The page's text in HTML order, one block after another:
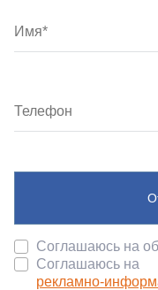
Соглашаюсь на
Соглашаюсь на
рекламно-